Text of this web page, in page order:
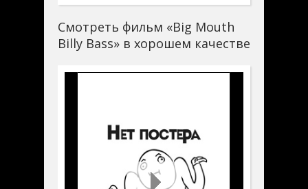
Смотреть фильм «Big Mouth
Billy Bass» в хорошем качестве